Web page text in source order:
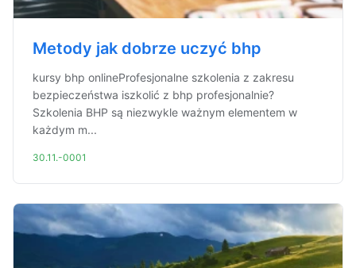
Metody jak dobrze uczyć bhp
kursy bhp onlineProfesjonalne szkolenia z zakresu
bezpieczeństwa iszkolić z bhp profesjonalnie?
Szkolenia BHP są niezwykle ważnym elementem w
każdym m...
30.11.-0001